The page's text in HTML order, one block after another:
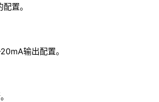
置。
输出配置。